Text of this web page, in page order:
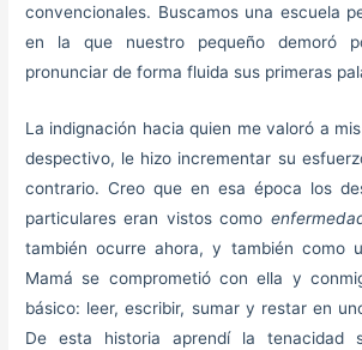
convencionales. Buscamos una escuela
en la que nuestro pequeño demoró
pronunciar de forma fluida sus primeras
La indignación hacia quien me valoró a
despectivo, le hizo incrementar su
contrario. Creo que en esa época los
particulares eran vistos como
también ocurre ahora, y también como
Mamá se comprometió con ella y
básico: leer, escribir, sumar y restar en
De esta historia aprendí la tenacidad